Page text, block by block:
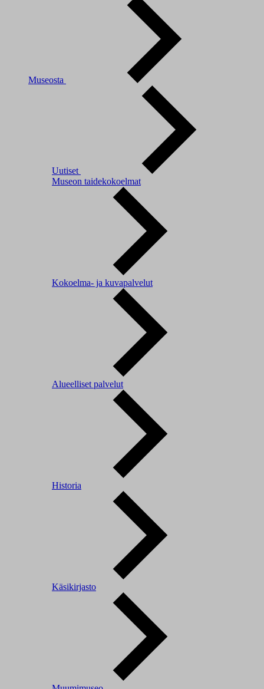
Museosta
Uutiset
Museon taidekokoelmat
Kokoelma- ja kuvapalvelut
Alueelliset palvelut
Historia
Käsikirjasto